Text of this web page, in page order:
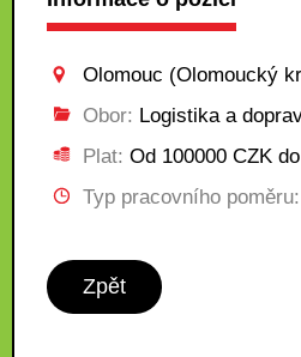
Olomouc (Olomoucký
Obor: Logistika a
Plat: Od 100000 CZK
Typ pracovního poměru:
Zpět